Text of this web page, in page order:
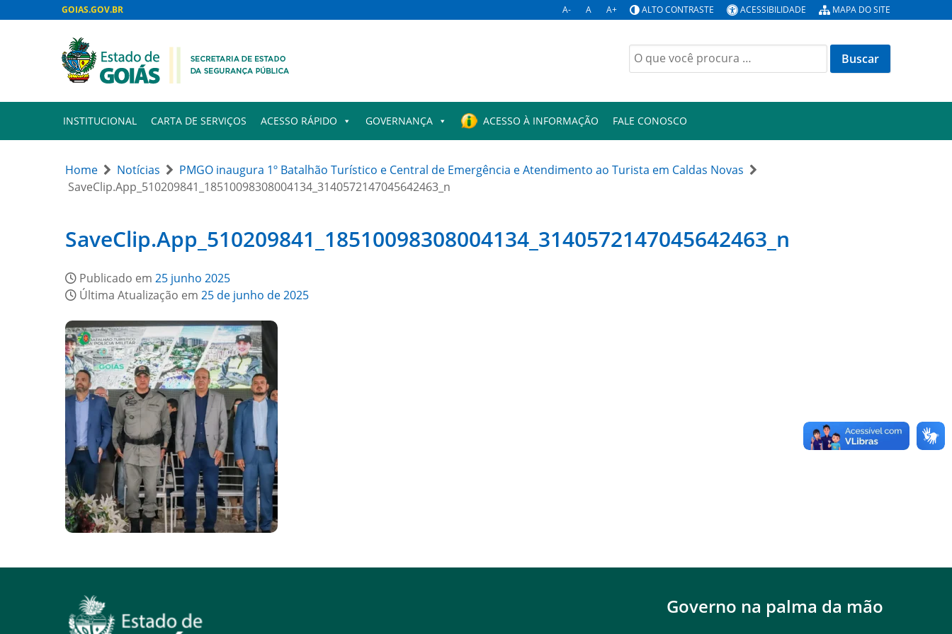
GOIAS.GOV.BR A- A A+ ALTO CONTRASTE ACESSIBILIDADE MAPA DO SITE
Buscar
por:
INSTITUCIONAL CARTA DE SERVIÇOS ACESSO RÁPIDO GOVERNANÇA ACESSO À INFORMAÇÃO FALE CONOSCO
Home Notícias
PMGO inaugura 1º Batalhão Turístico e Central de Emergência e Atendimento ao Turista em Caldas Novas
SaveClip.App_510209841_18510098308004134_3140572147045642463_n
SaveClip.App_510209841_18510098308004134_3140572147045642463_n
Publicado em 25 junho 2025
Última Atualização em 25 de junho de 2025
Governo na palma da mão